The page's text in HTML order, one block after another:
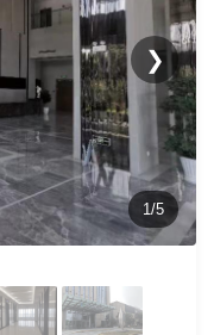
❯
1/5